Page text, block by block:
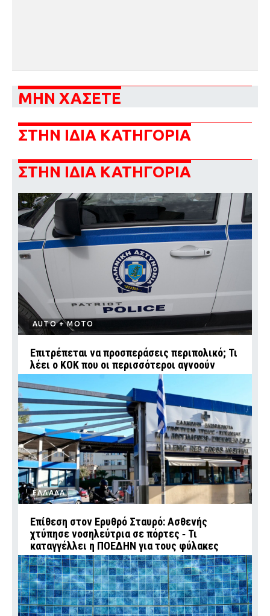
ΜΗΝ ΧΑΣΕΤΕ
ΣΤΗΝ ΙΔΙΑ ΚΑΤΗΓΟΡΙΑ
ΣΤΗΝ ΙΔΙΑ ΚΑΤΗΓΟΡΙΑ
AUTO + MOTO
Επιτρέπεται να προσπεράσεις περιπολικό; Τι
λέει ο ΚΟΚ που οι περισσότεροι αγνοούν
ΕΛΛΑΔΑ
Επίθεση στον Ερυθρό Σταυρό: Ασθενής
χτύπησε νοσηλεύτρια σε πόρτες ‑ Τι
καταγγέλλει η ΠΟΕΔΗΝ για τους φύλακες